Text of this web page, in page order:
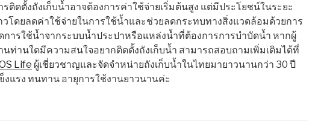
รติดตั้งถังเก็บน้ำอาจต้องการค่าใช้จ่ายเริ่มต้นสูง แต่มีประโยชน์ในระยะ
วโดยลดค่าใช้จ่ายในการใช้น้ำและช่วยลดกระทบทางสิ่งแวดล้อมด้วยการ
การใช้น้ำจากระบบน้ำประปาหรือแหล่งน้ำที่ต้องการการบำบัดน้ำ หากผู้
นท่านใดมีความสนใจอยากติดตั้งถังเก็บน้ำ สามารถสอบถามเพิ่มเติมได้ที่
Life ผู้เชี่ยวชาญและจัดจำหน่ายถังเก็บน้ำในไทยมายาวนานกว่า 30 ปี
งแรง ทนทาน อายุการใช้งานยาวนานค่ะ